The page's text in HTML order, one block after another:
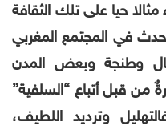
حيا على تلك الثقافة
حدث في المجتمع المغربي
وطنجة وبعض المدن
من قبل أتباع “السلفية”
وترديد اللطيف،